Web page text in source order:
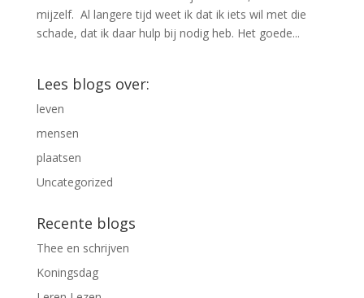
mijzelf. Al langere tijd weet ik dat ik iets wil met die
schade, dat ik daar hulp bij nodig heb. Het goede...
Lees blogs over:
leven
mensen
plaatsen
Uncategorized
Recente blogs
Thee en schrijven
Koningsdag